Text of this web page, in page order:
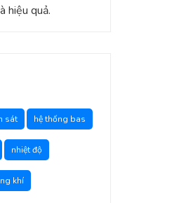
hiệu quả.
sát hệ thống bas
nhiệt độ
khí